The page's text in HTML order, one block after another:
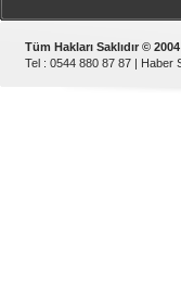
Tüm Hakları Saklıdır ©
Tel : 0544 880 87 87 | Haber